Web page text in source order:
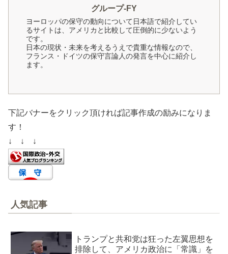
グループ-FY
ヨーロッパの保守の動向について日本語で紹介してい
るサイトは、アメリカと比較して圧倒的に少ないよう
です。
日本の現状・未来を考えるうえで貴重な情報なので、
フランス・ドイツの保守言論人の発言を中心に紹介し
ます。
下記バナーをクリック頂ければ記事作成の励みになりま
す！
↓ ↓ ↓
人気記事
トランプと共和党は狂った左翼思想を
排除して、アメリカ政治に「常識」を